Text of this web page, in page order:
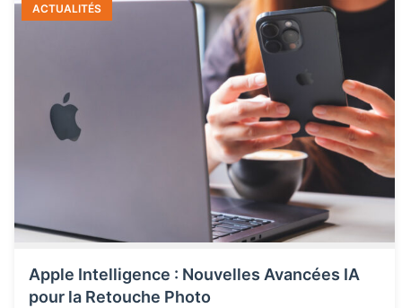
ACTUALITÉS
Apple Intelligence : Nouvelles Avancées IA
pour la Retouche Photo